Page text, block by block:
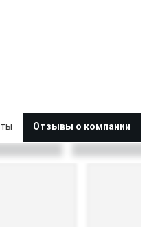
Отзывы о компании